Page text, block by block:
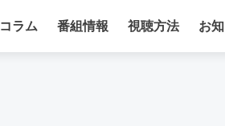
コラム 番組情報 視聴方法 お